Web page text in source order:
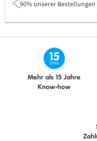
90% unserer
Mehr als 15 Jahre
Know-how